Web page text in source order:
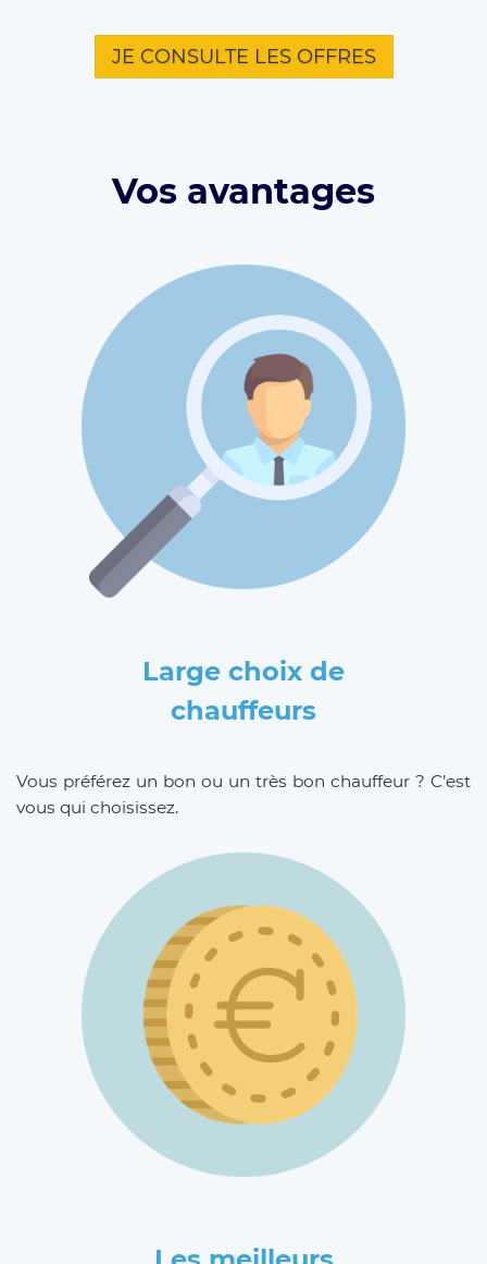
JE CONSULTE LES OFFRES
Vos avantages
Large choix de
chauffeurs
Vous préférez un bon ou un très bon chauffeur ? C’est
vous qui choisissez.